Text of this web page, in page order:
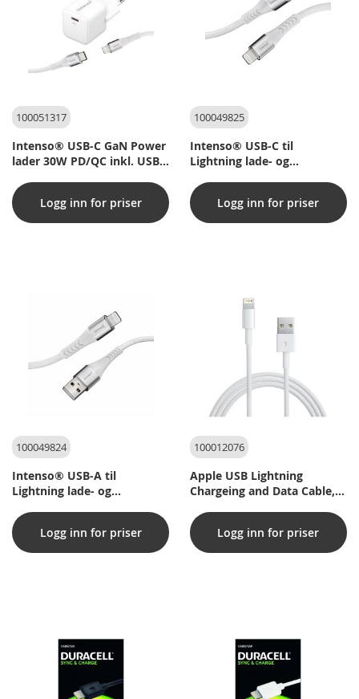
100051317
Intenso® USB-C GaN Power
lader 30W PD/QC inkl. USB-
Logg inn for priser
100049825
Intenso® USB-C til
Lightning lade- og
m
Logg inn for priser
100049824
Intenso® USB-A til
Lightning lade- og
Logg inn for priser
100012076
Apple USB Lightning
Chargeing and Data Cable,
Logg inn for priser